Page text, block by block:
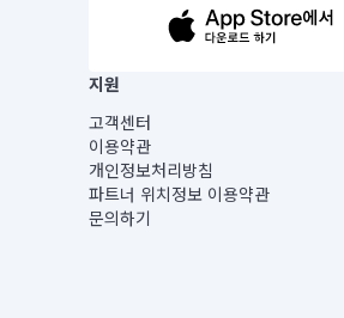
지원
고객센터
이용약관
개인정보처리방침
파트너 위치정보 이용약관
문의하기